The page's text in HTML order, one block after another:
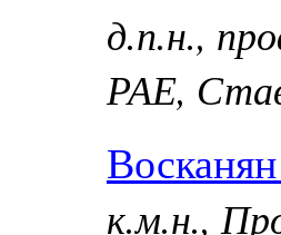
д.п.н.,
РАЕ,
к.м.н.,